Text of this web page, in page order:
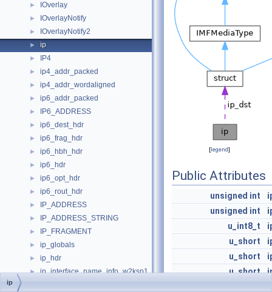
► IOverlay
► IOverlayNotify
► IOverlayNotify2
► ip
► IP4
► ip4_addr_packed
► ip4_addr_wordaligned
► ip6_addr_packed
► IP6_ADDRESS
► ip6_dest_hdr
► ip6_frag_hdr
► ip6_hbh_hdr
► ip6_hdr
► ip6_opt_hdr
► ip6_rout_hdr
► IP_ADDRESS
► IP_ADDRESS_STRING
► IP_FRAGMENT
► ip_globals
► ip_hdr
► ip_interface_name_info_w2ksp1
[legend]
Public Attributes
unsigned int
unsigned int
u_int8_t
u_short
u_short
u_short
ip